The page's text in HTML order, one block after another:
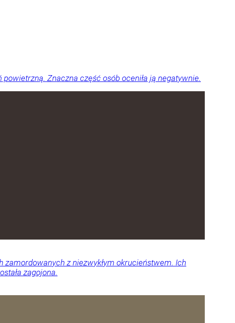
Znaczna część osób oceniła ją negatywnie.
zamordowanych z niezwykłym okrucieństwem. Ich
zagojona.